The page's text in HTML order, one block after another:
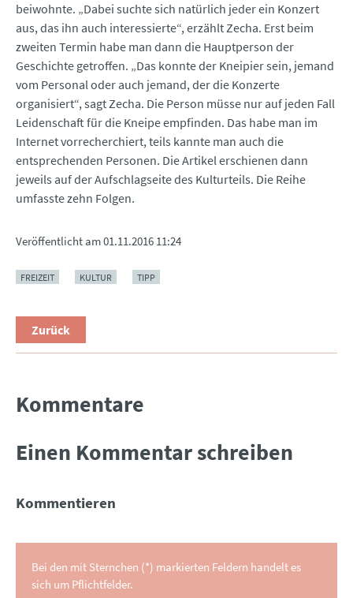
beiwohnte. „Dabei suchte sich natürlich jeder ein Konzert
aus, das ihn auch interessierte“, erzählt Zecha. Erst beim
zweiten Termin habe man dann die Hauptperson der
Geschichte getroffen. „Das konnte der Kneipier sein, jemand
vom Personal oder auch jemand, der die Konzerte
organisiert“, sagt Zecha. Die Person müsse nur auf jeden Fall
Leidenschaft für die Kneipe empfinden. Das habe man im
Internet vorrecherchiert, teils kannte man auch die
entsprechenden Personen. Die Artikel erschienen dann
jeweils auf der Aufschlagseite des Kulturteils. Die Reihe
umfasste zehn Folgen.
Veröffentlicht am01.11.2016 11:24
FREIZEIT KULTUR TIPP
Zurück
Kommentare
Einen Kommentar schreiben
Kommentieren
Bei den mit Sternchen (*) markierten Feldern handelt es
sich um Pflichtfelder.